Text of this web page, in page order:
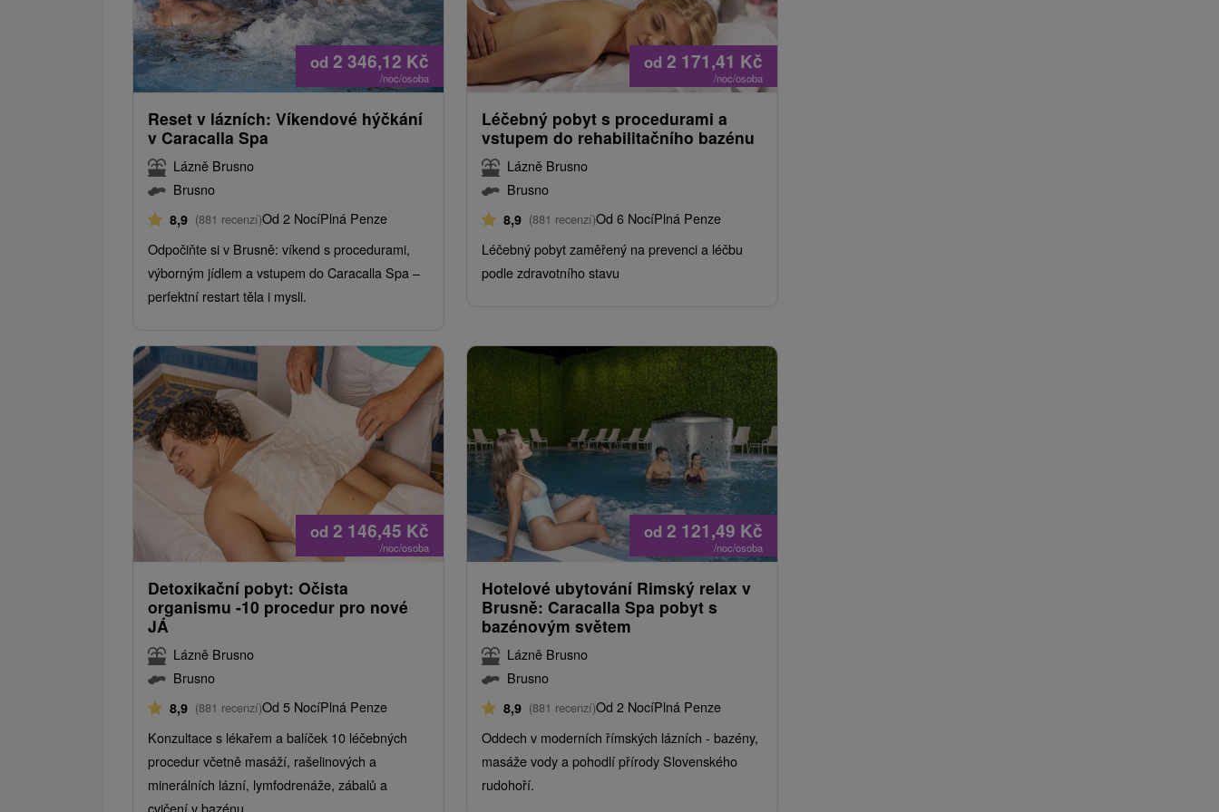
od 2 346,12 Kč
/noc/osoba
Reset v lázních: Víkendové hýčkání
v Caracalla Spa
Lázně Brusno
Brusno
8,9 (881 recenzí)Od 2 NocíPlná Penze
Odpočiňte si v Brusně: víkend s procedurami,
výborným jídlem a vstupem do Caracalla Spa –
perfektní restart těla i mysli.
od 2 171,41 Kč
/noc/osoba
Léčebný pobyt s procedurami a
vstupem do rehabilitačního bazénu
Lázně Brusno
Brusno
8,9 (881 recenzí)Od 6 NocíPlná Penze
Léčebný pobyt zaměřený na prevenci a léčbu
podle zdravotního stavu
od 2 146,45 Kč
/noc/osoba
Detoxikační pobyt: Očista
organismu -10 procedur pro nové
JÁ
Lázně Brusno
Brusno
8,9 (881 recenzí)Od 5 NocíPlná Penze
Konzultace s lékařem a balíček 10 léčebných
procedur včetně masáží, rašelinových a
minerálních lázní, lymfodrenáže, zábalů a
cvičení v bazénu.
od 2 121,49 Kč
/noc/osoba
Hotelové ubytování Rimský relax v
Brusně: Caracalla Spa pobyt s
bazénovým světem
Lázně Brusno
Brusno
8,9 (881 recenzí)Od 2 NocíPlná Penze
Oddech v moderních římských lázních - bazény,
masáže vody a pohodlí přírody Slovenského
rudohoří.